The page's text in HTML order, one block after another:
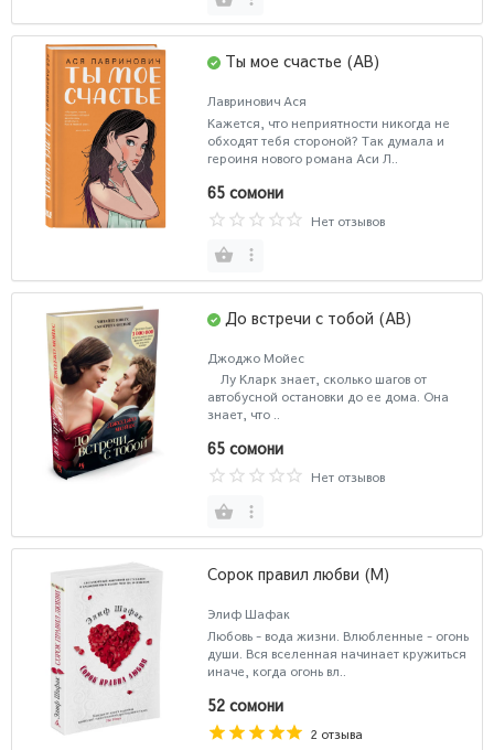
Ты мое счастье (AB)
Лавринович Ася
Кажется, что неприятности никогда не
обходят тебя стороной? Так думала и
героиня нового романа Аси Л..
65 сомони
Нет отзывов
До встречи с тобой (AB)
Джоджо Мойес
Лу Кларк знает, сколько шагов от
автобусной остановки до ее дома. Она
знает, что ..
65 сомони
Нет отзывов
Сорок правил любви (М)
Элиф Шафак
Любовь - вода жизни. Влюбленные - огонь
души. Вся вселенная начинает кружиться
иначе, когда огонь вл..
52 сомони
2 отзыва